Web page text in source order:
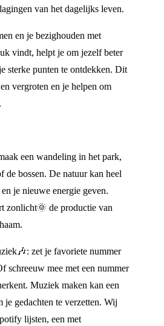
van het dagelijks leven.
en je bezighouden met
vindt, helpt je om jezelf beter
sterke punten te ontdekken. Dit
vergroten en je helpen om
een wandeling in het park,
de bossen. De natuur kan heel
je nieuwe energie geven.
zonlicht🌞 de productie van
zet je favoriete nummer
schreeuw mee met een nummer
Muziek maken kan een
gedachten te verzetten. Wij
lijsten, een met